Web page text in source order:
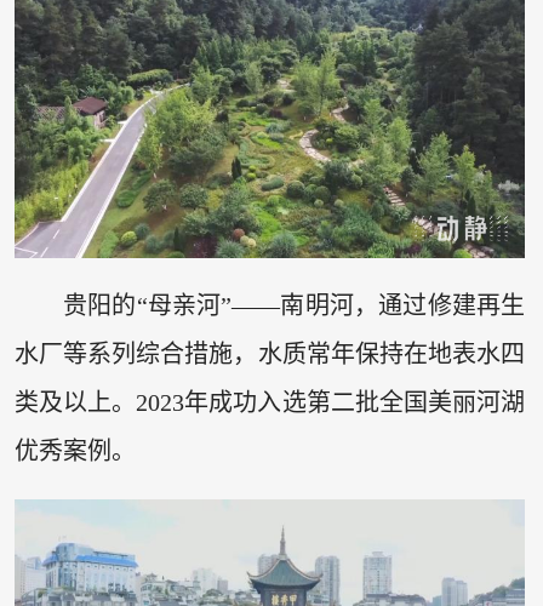
贵阳的“母亲河”——南明河，通过修建再生
水厂等系列综合措施，水质常年保持在地表水四
类及以上。2023年成功入选第二批全国美丽河湖
优秀案例。